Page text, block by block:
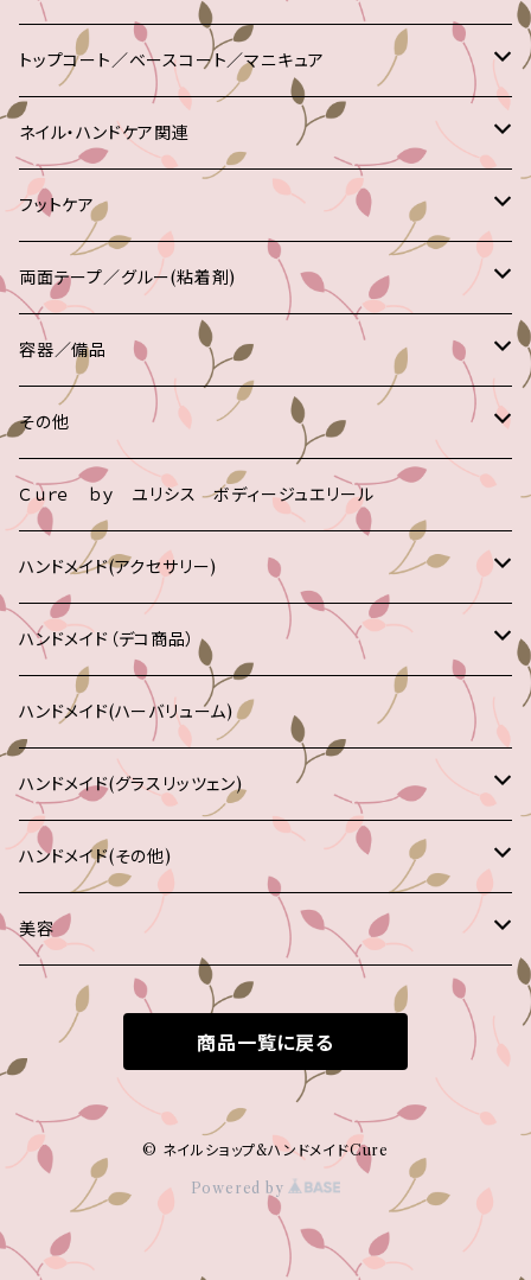
LED
UV
フォーム
その他
100グリット
100／180
150／150
180グリット
240グリット
スポンジファイル
180
180／220
240
２４０／２４０
SWAROVSKI
パール
スタッズ
フレーム付き
球体
その他
ホログラム
ブリオン
ﾒﾀﾙﾌﾚｰﾑ
メタルパーツ
パーツ
ジュエリーパーツ
チェーン
モヘア
ベルベット
シェル
ナゲット
ホイル
フェザー(羽)
ｽﾄｰﾝﾃﾞｨｯｼｭ
ネイルピアス
その他
ボディシール
フラワー
アニマル
レース
フェザー
イニシャル
リボン
千鳥
季節もの
キャラクター
その他
トップコート／ベースコート／マニキュア
ベースコート
ＯＰＩ
SHAREYDVA
エッシー
トップコート
ＯＰＩ
カルジェル
エッシィー
カラー
エッシィー
OPI
Jessica
リンダ
SHAREYDVA
バブルノン
BANDI
Nubar
ラメ
Nubar
シャングリー
ネイル・ハンドケア関連
ネイルケア
クリーム
プッシャー
オイル
キューティクルリムーバー
ハンドケア
クリーム
ジェル
グローブ
ピーリング
フットケア
ファイル
角質除去
その他
両面テープ／グルー(粘着剤)
粘着剤
両面テープ
グルー
レジン
容器／備品
ダストブラシ
ディスペンサー
ネイルブラシ
カラーチャート
ツイザー(ピンセット)
エプロン
テーブルシート
チップケース
アームレスト
フィンガーボール
その他
ポリッシュリムーバー
スペースネイル
カルジェル
シルク
ルームコロン
コットン
チップ
タトゥーシール
Ｃｕｒｅ ｂｙ ユリシス ボディージュエリール
ハンドメイド(アクセサリー)
ブレスレット
ヘアアクセサリー
ピアス
イヤリング
ハンドメイド（デコ商品）
ストラップ
マグネット
メモクリップ
ハンドメイド(ハーバリューム)
ハンドメイド(グラスリッツェン)
グラス
ランプ
フォトフレーム
お皿
風鈴
ハンドメイド(その他)
ランプ
美容
クリーム
ジェル
ピーリング
その他
フェイス
マスク
クリーム
ジェル
アイ
商品一覧に戻る
© ネイルショップ&ハンドメイドCure
Powered by